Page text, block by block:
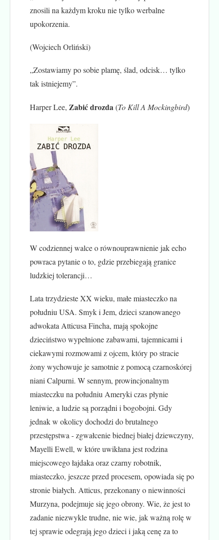
znosili na każdym kroku nie tylko werbalne
upokorzenia.
(Wojciech Orliński)
„Zostawiamy po sobie plamę, ślad, odcisk… tylko
tak istniejemy”.
Harper Lee, Zabić drozda (To Kill A Mockingbird)
W codziennej walce o równouprawnienie jak echo
powraca pytanie o to, gdzie przebiegają granice
ludzkiej tolerancji…
Lata trzydzieste XX wieku, małe miasteczko na
południu USA. Smyk i Jem, dzieci szanowanego
adwokata Atticusa Fincha, mają spokojne
dzieciństwo wypełnione zabawami, tajemnicami i
ciekawymi rozmowami z ojcem, który po stracie
żony wychowuje je samotnie z pomocą czarnoskórej
niani Calpurni. W sennym, prowincjonalnym
miasteczku na południu Ameryki czas płynie
leniwie, a ludzie są porządni i bogobojni. Gdy
jednak w okolicy dochodzi do brutalnego
przestępstwa - zgwałcenie biednej białej dziewczyny,
Mayelli Ewell, w które uwikłana jest rodzina
miejscowego łajdaka oraz czarny robotnik,
miasteczko, jeszcze przed procesem, opowiada się po
stronie białych. Atticus, przekonany o niewinności
Murzyna, podejmuje się jego obrony. Wie, że jest to
zadanie niezwykle trudne, nie wie, jak ważną rolę w
tej sprawie odegrają jego dzieci i jaką cenę za to